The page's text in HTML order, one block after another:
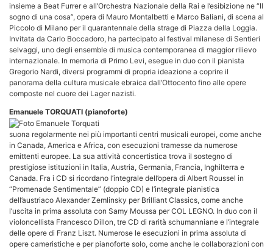
insieme a Beat Furrer e all’Orchestra Nazionale della Rai e l’esibizione ne “Il
sogno di una cosa”, opera di Mauro Montalbetti e Marco Baliani, di scena al
Piccolo di Milano per il quarantennale della strage di Piazza della Loggia.
Invitata da Carlo Boccadoro, ha partecipato al festival milanese di Sentieri
selvaggi, uno degli ensemble di musica contemporanea di maggior rilievo
internazionale. In memoria di Primo Levi, esegue in duo con il pianista
Gregorio Nardi, diversi programmi di propria ideazione a coprire il
panorama della cultura musicale ebraica dall’Ottocento fino alle opere
composte nel cuore dei Lager nazisti.
Emanuele TORQUATI (pianoforte)
suona regolarmente nei più importanti centri musicali europei, come anche
in Canada, America e Africa, con esecuzioni tramesse da numerose
emittenti europee. La sua attività concertistica trova il sostegno di
prestigiose istituzioni in Italia, Austria, Germania, Francia, Inghilterra e
Canada. Fra i CD si ricordano l’integrale dell’opera di Albert Roussel in
“Promenade Sentimentale” (doppio CD) e l’integrale pianistica
dell’austriaco Alexander Zemlinsky per Brilliant Classics, come anche
l’uscita in prima assoluta con Samy Moussa per COL LEGNO. In duo con il
violoncellista Francesco Dillon, tre CD di rarità schumanniane e l’integrale
delle opere di Franz Liszt. Numerose le esecuzioni in prima assoluta di
opere cameristiche e per pianoforte solo, come anche le collaborazioni con